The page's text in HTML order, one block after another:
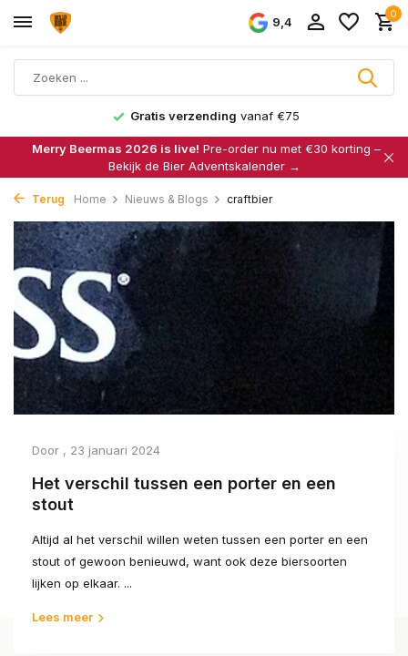
9,4
0
Gratis verzending vanaf €75
Merry Beermas 2026 is live! Pre-order nu met €30 korting –
Bekijk de Bier Adventskalender →
Terug Home Nieuws & Blogs craftbier
Door , 23 januari 2024
Het verschil tussen een porter en een
stout
Altijd al het verschil willen weten tussen een porter en een
stout of gewoon benieuwd, want ook deze biersoorten
lijken op elkaar. ...
Lees meer